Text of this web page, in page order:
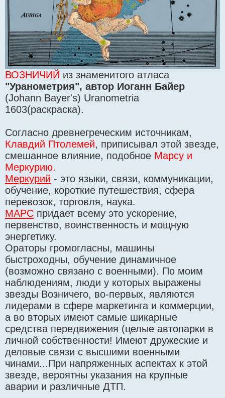
ВОЗНИЧИЙ из знаменитого атласа
"Уранометрия", автор Иоганн Байер
(Johann Bayer's) Uranometria
1603(раскраска).
Согласно древнегреческим источникам,
Клавдий Птолемей, приписывал этой звезде,
смешанное влияние, подобное Марсу и
Меркурию.
Меркурий - это языки, связи, коммуникации,
обучение, короткие путешествия, сфера
перевозок, торговля, наука.
МАРС придает всему это ускорение,
первенство, воинственность и мощную
энергетику.
Ораторы громогласны, машины
быстроходны, обучение динамичное
(возможно связано с военными). По моим
наблюдениям, люди у которых выражены
звезды Возничего, во-первых, являются
лидерами в сфере маркетинга и коммерции,
а во вторых имеют самые шикарные
средства передвижения (целые автопарки в
личной собственности! Имеют дружеские и
деловые связи с высшими военными
чинами...При напряженных аспектах к этой
звезде, вероятны указания на крупные
аварии и различные ДТП.